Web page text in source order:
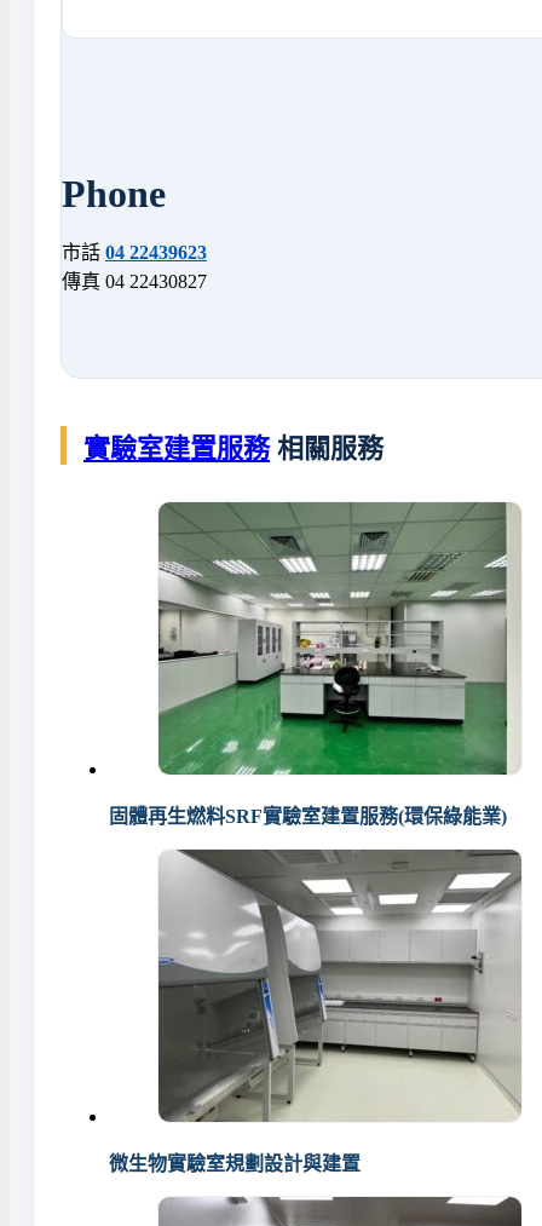
Phone
市話 04 22439623
傳真 04 22430827
實驗室建置服務相關服務
固體再生燃料SRF實驗室建置服務(環保綠能業)
微生物實驗室規劃設計與建置